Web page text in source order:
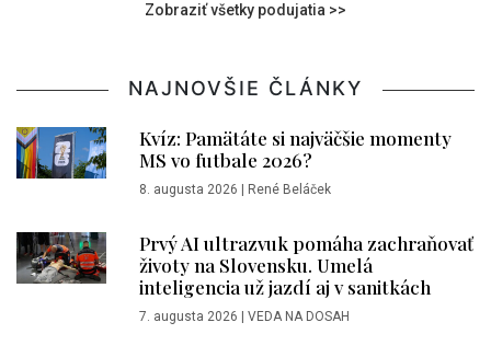
Zobraziť všetky podujatia >>
NAJNOVŠIE ČLÁNKY
Kvíz: Pamätáte si najväčšie momenty
MS vo futbale 2026?
8. augusta 2026 René Beláček
Prvý AI ultrazvuk pomáha zachraňovať
životy na Slovensku. Umelá
inteligencia už jazdí aj v sanitkách
7. augusta 2026 VEDA NA DOSAH